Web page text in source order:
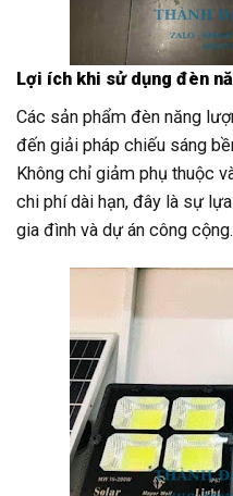
Lợi ích khi sử dụng đèn
Các sản phẩm đèn năng
đến giải pháp chiếu sáng
Không chỉ giảm phụ thuộc
chi phí dài hạn, đây là sự
gia đình và dự án công cộng.